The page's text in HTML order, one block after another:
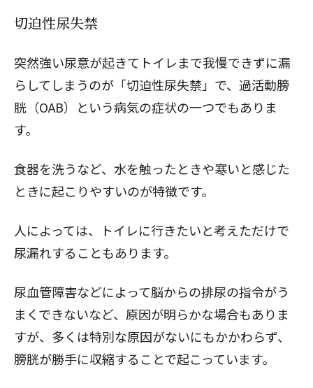
切迫性尿失禁
突然強い尿意が起きてトイレまで我慢できずに漏
らしてしまうのが「切迫性尿失禁」で、過活動膀
胱（OAB）という病気の症状の一つでもありま
す。
食器を洗うなど、水を触ったときや寒いと感じた
ときに起こりやすいのが特徴です。
人によっては、トイレに行きたいと考えただけで
尿漏れすることもあります。
尿血管障害などによって脳からの排尿の指令がう
まくできないなど、原因が明らかな場合もありま
すが、多くは特別な原因がないにもかかわらず、
膀胱が勝手に収縮することで起こっています。